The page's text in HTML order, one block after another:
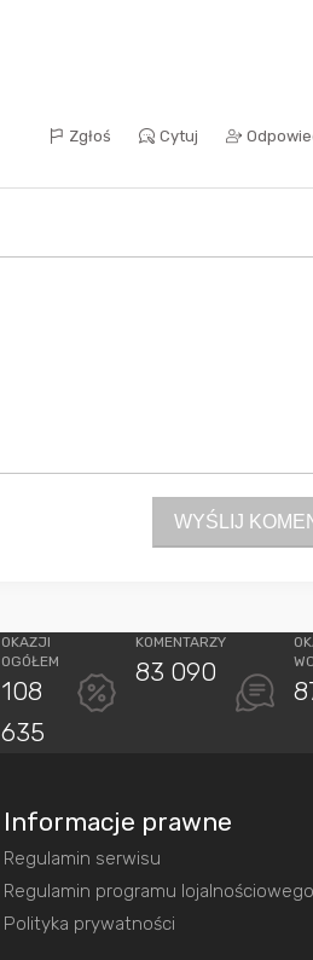
Zgłoś Cytuj
WYŚLIJ
Nagrody Miesiąca -
OKAZJI
OGÓŁEM
108
635
KOMENTARZY
83 090
Informacje prawne
Regulamin serwisu
Regulamin programu lojalnościowego
Polityka prywatności